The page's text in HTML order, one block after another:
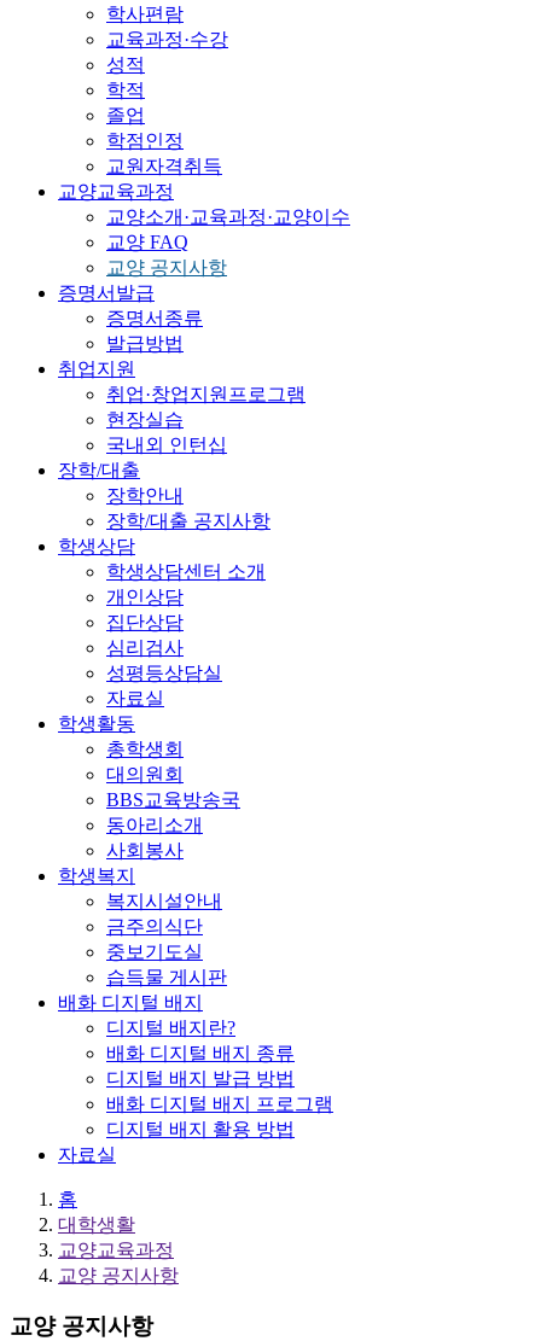
학사편람
교육과정·수강
성적
학적
졸업
학점인정
교원자격취득
교양교육과정
교양소개·교육과정·교양이수
교양 FAQ
교양 공지사항
증명서발급
증명서종류
발급방법
취업지원
취업·창업지원프로그램
현장실습
국내외 인턴십
장학/대출
장학안내
장학/대출 공지사항
학생상담
학생상담센터 소개
개인상담
집단상담
심리검사
성평등상담실
자료실
학생활동
총학생회
대의원회
BBS교육방송국
동아리소개
사회봉사
학생복지
복지시설안내
금주의식단
중보기도실
습득물 게시판
배화 디지털 배지
디지털 배지란?
배화 디지털 배지 종류
디지털 배지 발급 방법
배화 디지털 배지 프로그램
디지털 배지 활용 방법
자료실
홈
대학생활
교양교육과정
교양 공지사항
교양 공지사항